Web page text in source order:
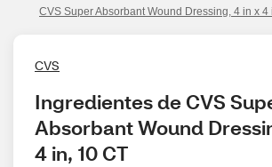
CVS Super Absorbant Wound Dressing, 4 in x 4
CVS
Ingredientes de CVS
Absorbant Wound
4 in, 10 CT